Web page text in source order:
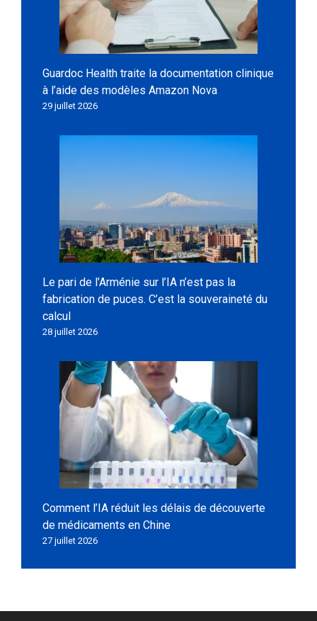
Guardoc Health traite la documentation clinique
à l’aide des modèles Amazon Nova
29 juillet 2026
Le pari de l’Arménie sur l’IA n’est pas la
fabrication de puces. C’est la souveraineté du
calcul
28 juillet 2026
Comment l’IA réduit les délais de découverte
de médicaments en Chine
27 juillet 2026